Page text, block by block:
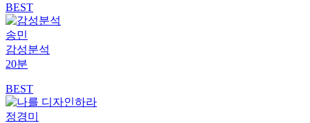
BEST
송민
감성분석
20분
BEST
정경미